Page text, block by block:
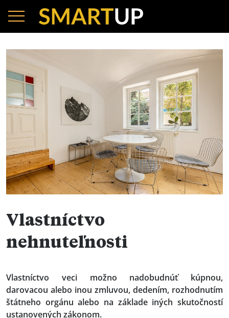
Vlastníctvo
nehnuteľnosti
Vlastníctvo veci možno nadobudnúť kúpnou,
darovacou alebo inou zmluvou, dedením, rozhodnutím
štátneho orgánu alebo na základe iných skutočností
ustanovených zákonom.